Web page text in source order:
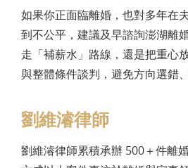
如果你正面臨離婚，也對多年在
到不公平，建議及早諮詢澎湖離
走「補薪水」路線，還是把重心
與整體條件談判，避免方向選錯
劉維濬律師
劉維濬律師累積承辦 500＋件離